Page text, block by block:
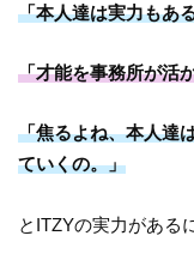
「本人達は実力もあ
「才能を事務所が活
「焦るよね、本人達
ていくの。」
とITZYの実力がある